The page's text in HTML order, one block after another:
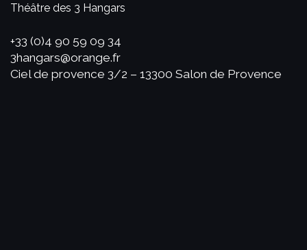
Théâtre des 3 Hangars
+33 (0)4 90 59 09 34
3hangars@orange.fr
Ciel de provence 3/2 – 13300 Salon de Provence